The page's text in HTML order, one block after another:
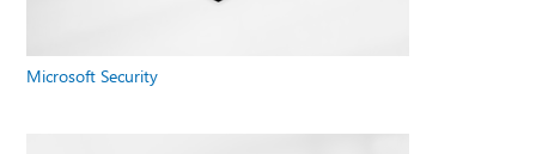
Microsoft Security